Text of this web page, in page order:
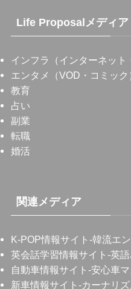
Life Proposalメディア
インフラ（インターネット
エンタメ（VOD・コミック
教育
占い
副業
転職
婚活
関連メディア
K-POP情報サイト -韓流エ
英会話学習情報サイト -英
自動車情報サイト -安心車
新車情報サイト -カーナリズ